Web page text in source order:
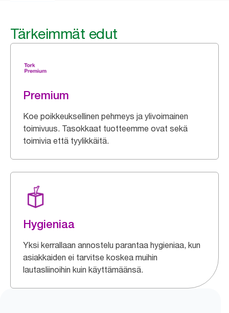
Tärkeimmät edut
Premium
Koe poikkeuksellinen pehmeys ja ylivoimainen
toimivuus. Tasokkaat tuotteemme ovat sekä
toimivia että tyylikkäitä.
Hygieniaa
Yksi kerrallaan annostelu parantaa hygieniaa, kun
asiakkaiden ei tarvitse koskea muihin
lautasliinoihin kuin käyttämäänsä.